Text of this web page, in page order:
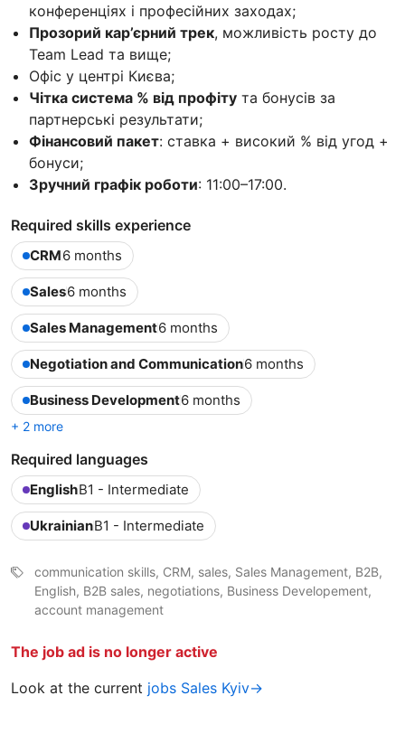
конференціях і професійних заходах;
Прозорий кар’єрний трек, можливість росту до
Team Lead та вище;
Офіс у центрі Києва;
Чітка система % від профіту та бонусів за
партнерські результати;
Фінансовий пакет: ставка + високий % від угод +
бонуси;
Зручний графік роботи: 11:00–17:00.
Required skills experience
CRM6 months
Sales6 months
Sales Management6 months
Negotiation and Communication6 months
Business Development6 months
+ 2 more
Required languages
EnglishB1 - Intermediate
UkrainianB1 - Intermediate
communication skills, CRM, sales, Sales Management, B2B,
English, B2B sales, negotiations, Business Developement,
account management
The job ad is no longer active
Look at the current jobs Sales Kyiv→